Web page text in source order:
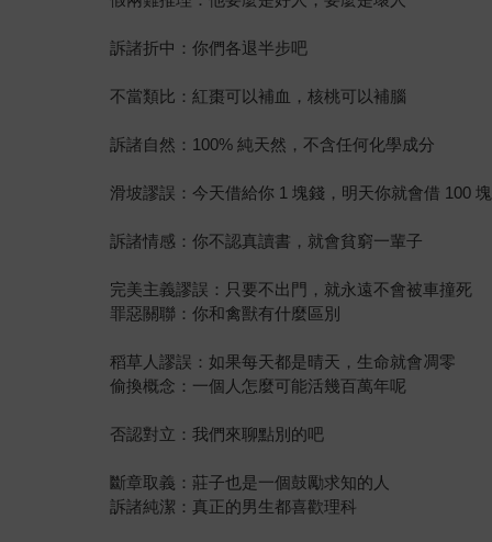
訴諸折中：你們各退半步吧
不當類比：紅棗可以補血，核桃可以補腦
訴諸自然：100% 純天然，不含任何化學成分
滑坡謬誤：今天借給你 1 塊錢，明天你就會借 100
訴諸情感：你不認真讀書，就會貧窮一輩子
完美主義謬誤：只要不出門，就永遠不會被車撞死
罪惡關聯：你和禽獸有什麼區別
稻草人謬誤：如果每天都是晴天，生命就會凋零
偷換概念：一個人怎麼可能活幾百萬年呢
否認對立：我們來聊點別的吧
斷章取義：莊子也是一個鼓勵求知的人
訴諸純潔：真正的男生都喜歡理科